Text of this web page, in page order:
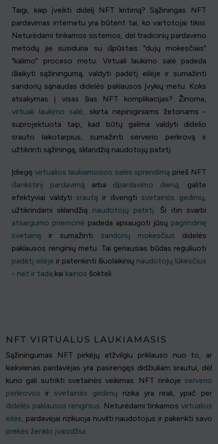
Taigi, kaip įveikti didelį NFT kritimą? Sąžiningas NFT
pardavimas internetu yra būtent tai, ko vartotojai tikisi.
Neturėdami tinkamos sistemos, dėl tradicinių pardavimo
metodų jie susiduria su išpūstais "dujų mokesčiais"
"kalimo" proceso metu. Virtuali laukimo salė padeda
išlaikyti sąžiningumą, valdyti padėtį eilėje ir sumažinti
sandorių sąnaudas didelės paklausos įvykių metu. Koks
atsakymas į visas šias NFT komplikacijas? Žinoma,
virtuali laukimo salė, skirta nepiniginiams žetonams -
suprojektuota taip, kad būtų galima valdyti didelio
srauto laikotarpius, sumažinti serverio perkrovą ir
užtikrinti sąžiningą, sklandžią naudotojų patirtį.
Įdiegę virtualios laukiamosios salės sprendimą prieš NFT
išankstinį pardavimą arba išpardavimo dieną, galite
efektyviai valdytisrautą ir išvengtisvetainės gedimų,
užtikrindami sklandžią naudotojų patirtį. Ši itin svarbi
atsargumo priemonė padeda apsaugoti jūsų pagrindinę
svetainę ir sumažinti sandorių mokesčius didelės
paklausos renginių metu. Tai geriausias būdas reguliuoti
padėtį eilėje ir patenkinti šiuolaikinių naudotojų lūkesčius
- net ir tada,kai kainos šokteli.
NFT VIRTUALUS LAUKIAMASIS
Sąžiningumas NFT pirkėjų atžvilgiu priklauso nuo to, ar
kiekvienas pardavėjas yra pasirengęs didžiuliam srautui, dėl
kurio gali sutrikti svetainės veikimas. NFT rinkoje serverio
perkrovos ir svetainės gedimų rizika yra reali, ypač per
didelės paklausos renginius. Neturėdami tinkamosvirtualios
eilės, pardavėjai rizikuoja nuvilti naudotojus ir pakenkti savo
prekės ženklo įvaizdžiui.